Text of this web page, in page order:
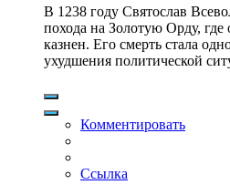
В 1238 году Святослав
похода на Золотую Орду,
казнен. Его смерть стала
ухудшения политической
Комментировать
Ссылка